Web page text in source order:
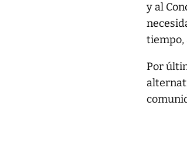
y al
tiempo,
Por